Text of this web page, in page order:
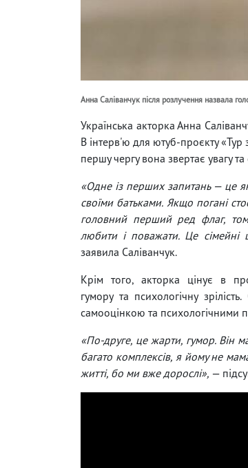
Анна Саліванчук після розлучення назвала
Українська акторка Анна
В інтерв'ю для ютуб-проєкту «Тур
першу чергу вона звертає увагу
«Одне із перших запитань — це
своїми батьками. Якщо погані
головний перший ред флаг,
любити і поважати. Це сімейні
заявила Саліванчук.
Крім того, акторка цінує в
гумору та психологічну
самооцінкою та психологічними
«По-друге, це жарти, гумор. Він
багато комплексів, я йому не
житті, бо ми вже дорослі», —